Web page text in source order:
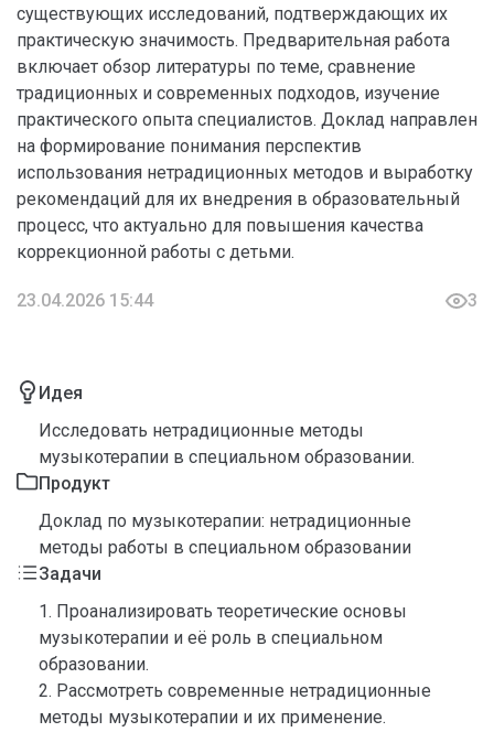
существующих исследований, подтверждающих их
практическую значимость. Предварительная работа
включает обзор литературы по теме, сравнение
традиционных и современных подходов, изучение
практического опыта специалистов. Доклад направлен
на формирование понимания перспектив
использования нетрадиционных методов и выработку
рекомендаций для их внедрения в образовательный
процесс, что актуально для повышения качества
коррекционной работы с детьми.
23.04.2026 15:44 3
Идея
Исследовать нетрадиционные методы
музыкотерапии в специальном образовании.
Продукт
Доклад по музыкотерапии: нетрадиционные
методы работы в специальном образовании
Задачи
1. Проанализировать теоретические основы
музыкотерапии и её роль в специальном
образовании.
2. Рассмотреть современные нетрадиционные
методы музыкотерапии и их применение.